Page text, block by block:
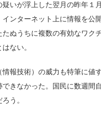
いが浮上した翌月の昨年１
ンターネット上に情報を公
ぬうちに複数の有効なワク
ない。
報技術）の威力も特筆に値
きなかった。国民に数週間
う。